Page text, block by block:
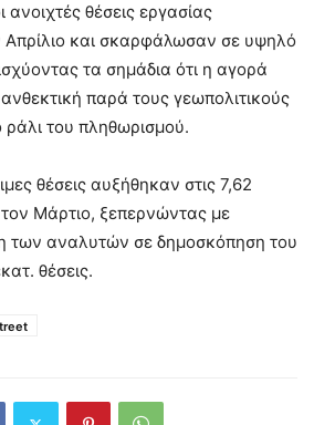
ανοιχτές θέσεις εργασίας
και σκαρφάλωσαν σε υψηλό
τα σημάδια ότι η αγορά
παρά τους γεωπολιτικούς
ράλι του πληθωρισμού.
θέσεις αυξήθηκαν στις 7,62
Μάρτιο, ξεπερνώντας με
των αναλυτών σε δημοσκόπηση του
θέσεις.